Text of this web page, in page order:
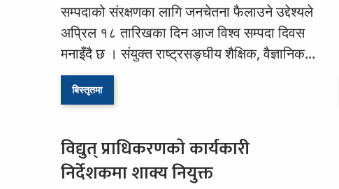
सम्पदाको संरक्षणका लागि जनचेतना फैलाउने उद्देश्यले
अप्रिल १८ तारिखका दिन आज विश्व सम्पदा दिवस
मनाइँदै छ । संयुक्त राष्ट्रसङ्घीय शैक्षिक, वैज्ञानिक...
बिस्तृतमा
विद्युत् प्राधिकरणकाे कार्यकारी
निर्देशकमा शाक्य नियुक्त